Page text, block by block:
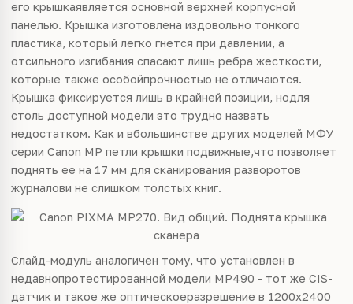
его крышкаявляется основной верхней корпусной
панелью. Крышка изготовлена издовольно тонкого
пластика, который легко гнется при давлении, а
отсильного изгибания спасают лишь ребра жесткости,
которые также особойпрочностью не отличаются.
Крышка фиксируется лишь в крайней позиции, нодля
столь доступной модели это трудно назвать
недостатком. Как и вбольшинстве других моделей МФУ
серии Canon MP петли крышки подвижные,что позволяет
поднять ее на 17 мм для сканирования разворотов
журналови не слишком толстых книг.
Слайд-модуль аналогичен тому, что установлен в
недавнопротестированной модели MP490 - тот же CIS-
датчик и такое же оптическоеразрешение в 1200х2400